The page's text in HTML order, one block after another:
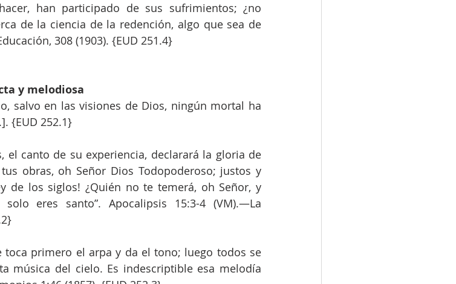
han participado de sus sufrimientos; ¿no
de la ciencia de la redención, algo que sea de
308 (1903). {EUD 251.4}
y melodiosa
salvo en las visiones de Dios, ningún mortal ha
{EUD 252.1}
el canto de su experiencia, declarará la gloria de
obras, oh Señor Dios Todopoderoso; justos y
de los siglos! ¿Quién no te temerá, oh Señor, y
eres santo”. Apocalipsis 15:3-4 (VM).—La
toca primero el arpa y da el tono; luego todos se
música del cielo. Es indescriptible esa melodía